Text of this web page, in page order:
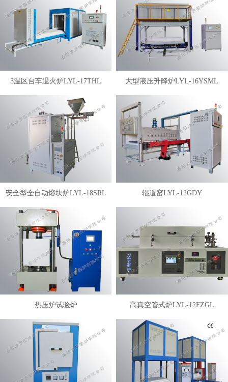
3温区台车退火炉LYL-17THL 大型液压升降炉LYL-16YSML
安全型全自动熔块炉LYL-18SRL 辊道窑LYL-12GDY
热压炉试验炉 高真空管式炉LYL-12FZGL